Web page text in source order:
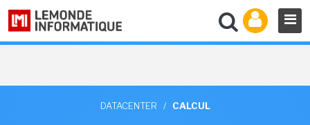
DATACENTER / CALCUL